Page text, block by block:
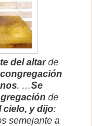
del altarde
. …Se
de
cielo, y dijo:
semejante a